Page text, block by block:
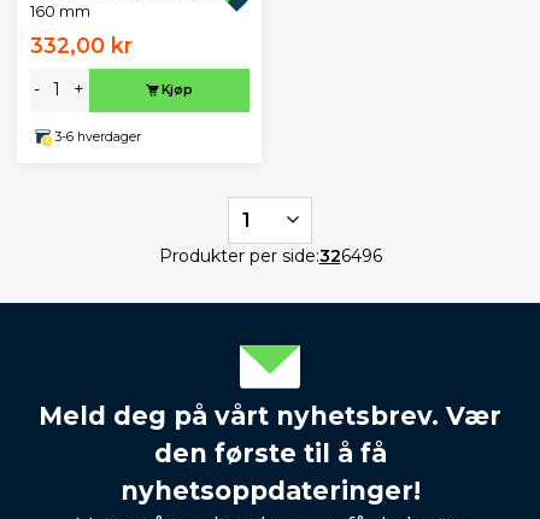
160 mm
332,00 kr
- + Kjøp
3-6 hverdager
1
Produkter per side:326496
Meld deg på vårt nyhetsbrev. Vær
den første til å få
nyhetsoppdateringer!